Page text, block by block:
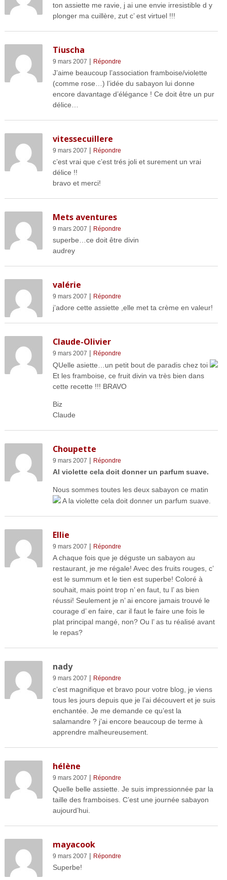
ton assiette me ravie, j ai une envie irresistible d y
plonger ma cuillère, zut c’ est virtuel !!!
Tiuscha
9 mars 2007 | Répondre
J’aime beaucoup l’association framboise/violette
(comme rose…) l’idée du sabayon lui donne
encore davantage d’élégance ! Ce doit être un pur
délice…
vitessecuillere
9 mars 2007 | Répondre
c’est vrai que c’est trés joli et surement un vrai
délice !!
bravo et merci!
Mets aventures
9 mars 2007 | Répondre
superbe…ce doit être divin
audrey
valérie
9 mars 2007 | Répondre
j’adore cette assiette ,elle met ta crème en valeur!
Claude-Olivier
9 mars 2007 | Répondre
QUelle asiette…un petit bout de paradis chez toi
Et les framboise, ce fruit divin va très bien dans
cette recette !!! BRAVO
Biz
Claude
Choupette
9 mars 2007 | Répondre
Al violette cela doit donner un parfum suave.
Nous sommes toutes les deux sabayon ce matin
A la violette cela doit donner un parfum suave.
Ellie
9 mars 2007 | Répondre
A chaque fois que je déguste un sabayon au
restaurant, je me régale! Avec des fruits rouges, c’
est le summum et le tien est superbe! Coloré à
souhait, mais point trop n’ en faut, tu l’ as bien
réussi! Seulement je n’ ai encore jamais trouvé le
courage d’ en faire, car il faut le faire une fois le
plat principal mangé, non? Ou l’ as tu réalisé avant
le repas?
nady
9 mars 2007 | Répondre
c’est magnifique et bravo pour votre blog, je viens
tous les jours depuis que je l’ai découvert et je suis
enchantée. Je me demande ce qu’est la
salamandre ? j’ai encore beaucoup de terme à
apprendre malheureusement.
hélène
9 mars 2007 | Répondre
Quelle belle assiette. Je suis impressionnée par la
taille des framboises. C’est une journée sabayon
aujourd’hui.
mayacook
9 mars 2007 | Répondre
Superbe!